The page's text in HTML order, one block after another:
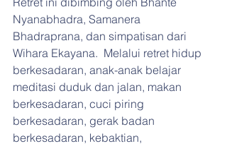
Nyanabhadra, Samanera
Bhadraprana, dan simpatisan dari
Wihara Ekayana.  Melalui retret hidup
berkesadaran, anak-anak belajar
meditasi duduk dan jalan, makan
berkesadaran, cuci piring
berkesadaran, gerak badan
berkesadaran, kebaktian,